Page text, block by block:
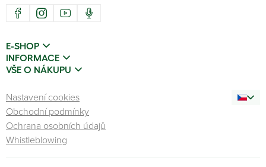
E-SHOP
INFORMACE
VŠE O NÁKUPU
Nastavení cookies
Obchodní podmínky
Ochrana osobních údajů
Whistleblowing